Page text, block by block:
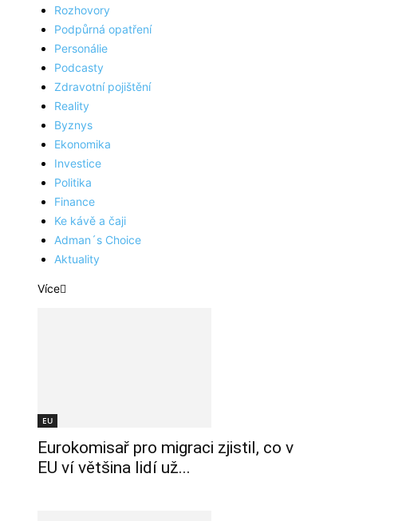
Rozhovory
Podpůrná opatření
Personálie
Podcasty
Zdravotní pojištění
Reality
Byznys
Ekonomika
Investice
Politika
Finance
Ke kávě a čaji
Adman´s Choice
Aktuality
Více
EU
Eurokomisař pro migraci zjistil, co v
EU ví většina lidí už...